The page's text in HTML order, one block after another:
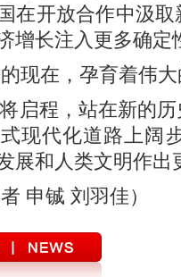
在开放合作中汲
增长注入更多确定
现在，孕育着伟大
启程，站在新的
现代化道路上阔
展和人类文明作出
申铖 刘羽佳）